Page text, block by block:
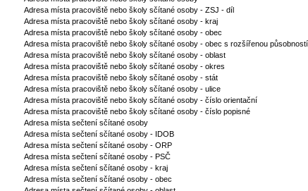
Adresa místa pracoviště nebo školy sčítané osoby - ZSJ - díl
Adresa místa pracoviště nebo školy sčítané osoby - kraj
Adresa místa pracoviště nebo školy sčítané osoby - obec
Adresa místa pracoviště nebo školy sčítané osoby - obec s rozšířenou působností
Adresa místa pracoviště nebo školy sčítané osoby - oblast
Adresa místa pracoviště nebo školy sčítané osoby - okres
Adresa místa pracoviště nebo školy sčítané osoby - stát
Adresa místa pracoviště nebo školy sčítané osoby - ulice
Adresa místa pracoviště nebo školy sčítané osoby - číslo orientační
Adresa místa pracoviště nebo školy sčítané osoby - číslo popisné
Adresa místa sečtení sčítané osoby
Adresa místa sečtení sčítané osoby - IDOB
Adresa místa sečtení sčítané osoby - ORP
Adresa místa sečtení sčítané osoby - PSČ
Adresa místa sečtení sčítané osoby - kraj
Adresa místa sečtení sčítané osoby - obec